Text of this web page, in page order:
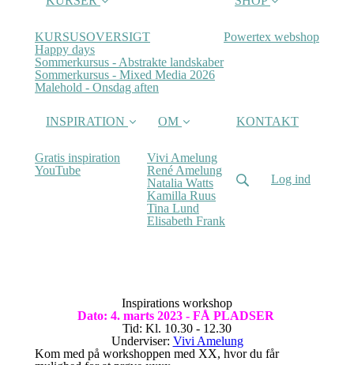
KURSUSOVERSIGT
Happy days
Sommerkursus - Abstrakte landskaber
Sommerkursus - Mixed Media 2026
Malehold - Onsdag aften
Powertex webshop
INSPIRATION
Gratis inspiration
YouTube
OM
Vivi Amelung
René Amelung
Natalia Watts
Kamilla Ruus
Tina Lund
Elisabeth Frank
KONTAKT
Log ind
Inspirations workshop
Dato: 4. marts 2023 - FÅ PLADSER
Tid: Kl. 10.30 - 12.30
Underviser: Vivi Amelung
Kom med på workshoppen med XX, hvor du får